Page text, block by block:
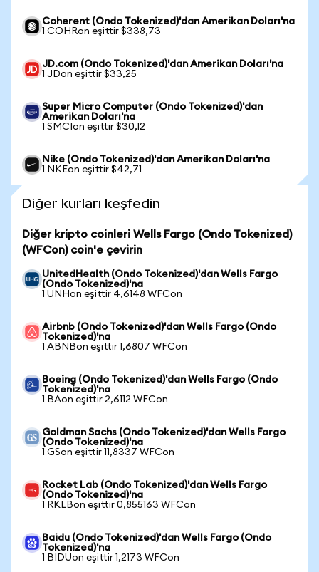
Coherent (Ondo Tokenized)'dan Amerikan Doları'na
1 COHRon eşittir $338,73
JD.com (Ondo Tokenized)'dan Amerikan Doları'na
1 JDon eşittir $33,25
Super Micro Computer (Ondo Tokenized)'dan
Amerikan Doları'na
1 SMCIon eşittir $30,12
Nike (Ondo Tokenized)'dan Amerikan Doları'na
1 NKEon eşittir $42,71
Diğer kurları keşfedin
Diğer kripto coinleri Wells Fargo (Ondo Tokenized)
(WFCon) coin'e çevirin
UnitedHealth (Ondo Tokenized)'dan Wells Fargo
(Ondo Tokenized)'na
1 UNHon eşittir 4,6148 WFCon
Airbnb (Ondo Tokenized)'dan Wells Fargo (Ondo
Tokenized)'na
1 ABNBon eşittir 1,6807 WFCon
Boeing (Ondo Tokenized)'dan Wells Fargo (Ondo
Tokenized)'na
1 BAon eşittir 2,6112 WFCon
Goldman Sachs (Ondo Tokenized)'dan Wells Fargo
(Ondo Tokenized)'na
1 GSon eşittir 11,8337 WFCon
Rocket Lab (Ondo Tokenized)'dan Wells Fargo
(Ondo Tokenized)'na
1 RKLBon eşittir 0,855163 WFCon
Baidu (Ondo Tokenized)'dan Wells Fargo (Ondo
Tokenized)'na
1 BIDUon eşittir 1,2173 WFCon